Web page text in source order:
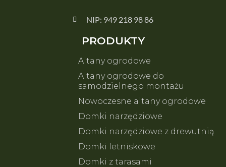
NIP: 949 218 98 86
PRODUKTY
Altany ogrodowe
Altany ogrodowe do
samodzielnego montażu
Nowoczesne altany ogrodowe
Domki narzędziowe
Domki narzędziowe z drewutnią
Domki letniskowe
Domki z tarasami